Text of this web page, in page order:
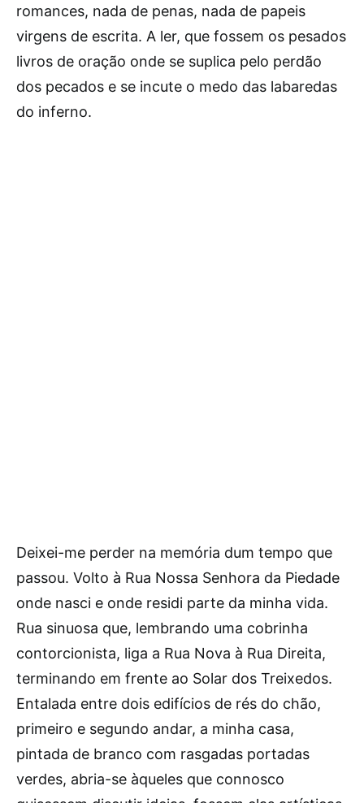
romances, nada de penas, nada de papeis
virgens de escrita. A ler, que fossem os pesados
livros de oração onde se suplica pelo perdão
dos pecados e se incute o medo das labaredas
do inferno.
Deixei-me perder na memória dum tempo que
passou. Volto à Rua Nossa Senhora da Piedade
onde nasci e onde residi parte da minha vida.
Rua sinuosa que, lembrando uma cobrinha
contorcionista, liga a Rua Nova à Rua Direita,
terminando em frente ao Solar dos Treixedos.
Entalada entre dois edifícios de rés do chão,
primeiro e segundo andar, a minha casa,
pintada de branco com rasgadas portadas
verdes, abria-se àqueles que connosco